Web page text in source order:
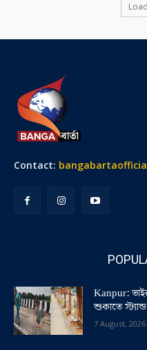
Contact:
Kanpur:
শুকাতে
7 August, 2026